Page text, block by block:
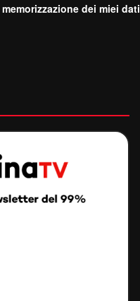
dei miei dati